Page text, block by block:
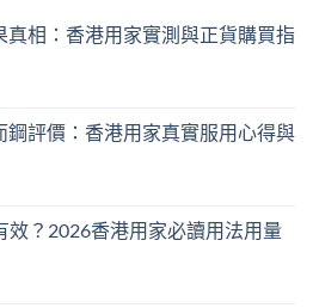
真相：香港用家實測與正貨購買指
鋼評價：香港用家真實服用心得與
效？2026香港用家必讀用法用量